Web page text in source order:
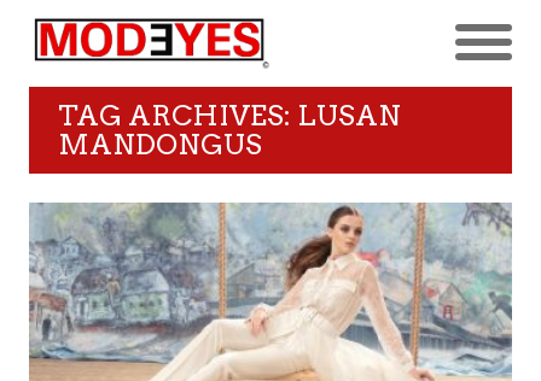
TAG ARCHIVES: LUSAN
MANDONGUS